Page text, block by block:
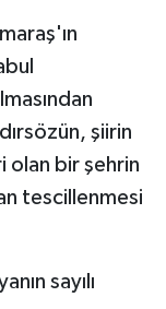
şiirin
olan bir şehrin
tescillenmesi
sayılı